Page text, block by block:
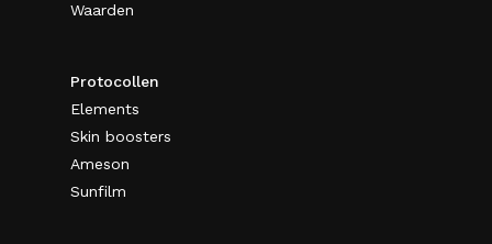
Waarden
Protocollen
Elements
Skin boosters
Ameson
Sunfilm